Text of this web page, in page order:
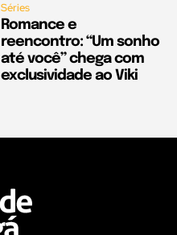
Séries
Romance e
reencontro: “Um sonho
até você” chega com
exclusividade ao Viki